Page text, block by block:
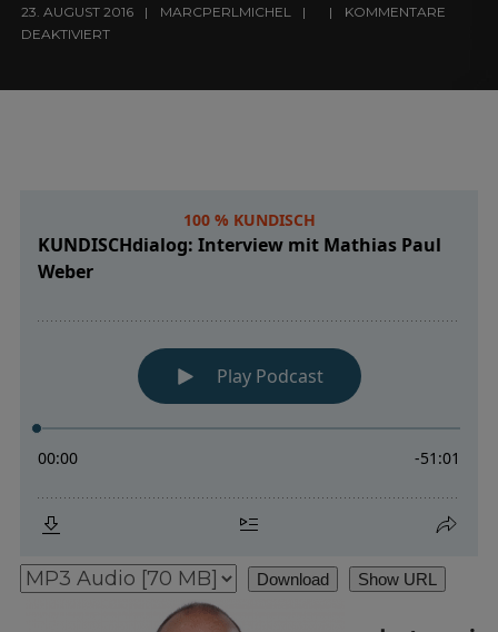
23. AUGUST 2016 MARCPERLMICHEL
KOMMENTARE
DEAKTIVIERT
Download Show URL